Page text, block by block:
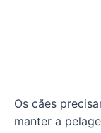
Os cães
manter a